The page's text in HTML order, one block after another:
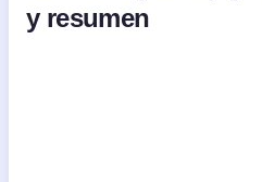
y resumen